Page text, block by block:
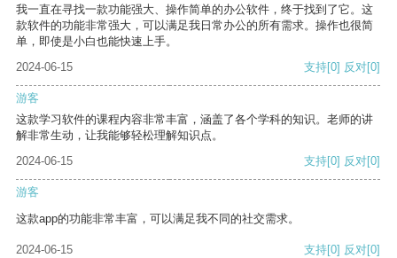
我一直在寻找一款功能强大、操作简单的办公软件，终于找到了它。这
款软件的功能非常强大，可以满足我日常办公的所有需求。操作也很简
单，即使是小白也能快速上手。
2024-06-15
支持[0] 反对[0]
游客
这款学习软件的课程内容非常丰富，涵盖了各个学科的知识。老师的讲
解非常生动，让我能够轻松理解知识点。
2024-06-15
支持[0] 反对[0]
游客
这款app的功能非常丰富，可以满足我不同的社交需求。
2024-06-15 支持[0] 反对[0]